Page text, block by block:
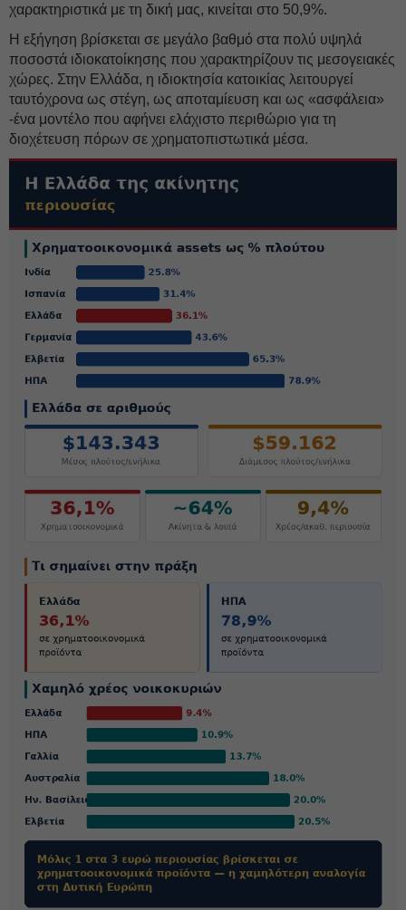
χαρακτηριστικά με τη δική μας, κινείται στο 50,9%.
Η εξήγηση βρίσκεται σε μεγάλο βαθμό στα πολύ υψηλά
ποσοστά ιδιοκατοίκησης που χαρακτηρίζουν τις μεσογειακές
χώρες. Στην Ελλάδα, η ιδιοκτησία κατοικίας λειτουργεί
ταυτόχρονα ως στέγη, ως αποταμίευση και ως «ασφάλεια»
-ένα μοντέλο που αφήνει ελάχιστο περιθώριο για τη
διοχέτευση πόρων σε χρηματοπιστωτικά μέσα.